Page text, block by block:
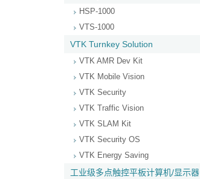
HSP-1000
VTS-1000
VTK Turnkey Solution
VTK AMR Dev Kit
VTK Mobile Vision
VTK Security
VTK Traffic Vision
VTK SLAM Kit
VTK Security OS
VTK Energy Saving
工业级多点触控平板计算机/显示器